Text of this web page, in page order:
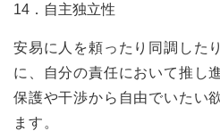
14．自主独立性
安易に人を頼ったり同調した
に、自分の責任において推し
保護や干渉から自由でいたい
ます。